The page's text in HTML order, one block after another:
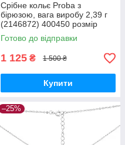
Срібне кольє Proba з
бірюзою, вага виробу 2,39 г
(2146872) 400450 розмір
Готово до відправки
1 125 ₴ 1 500 ₴
Купити
–25%